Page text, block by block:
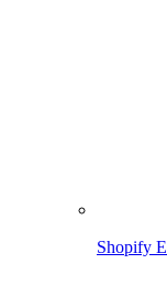
Shopify